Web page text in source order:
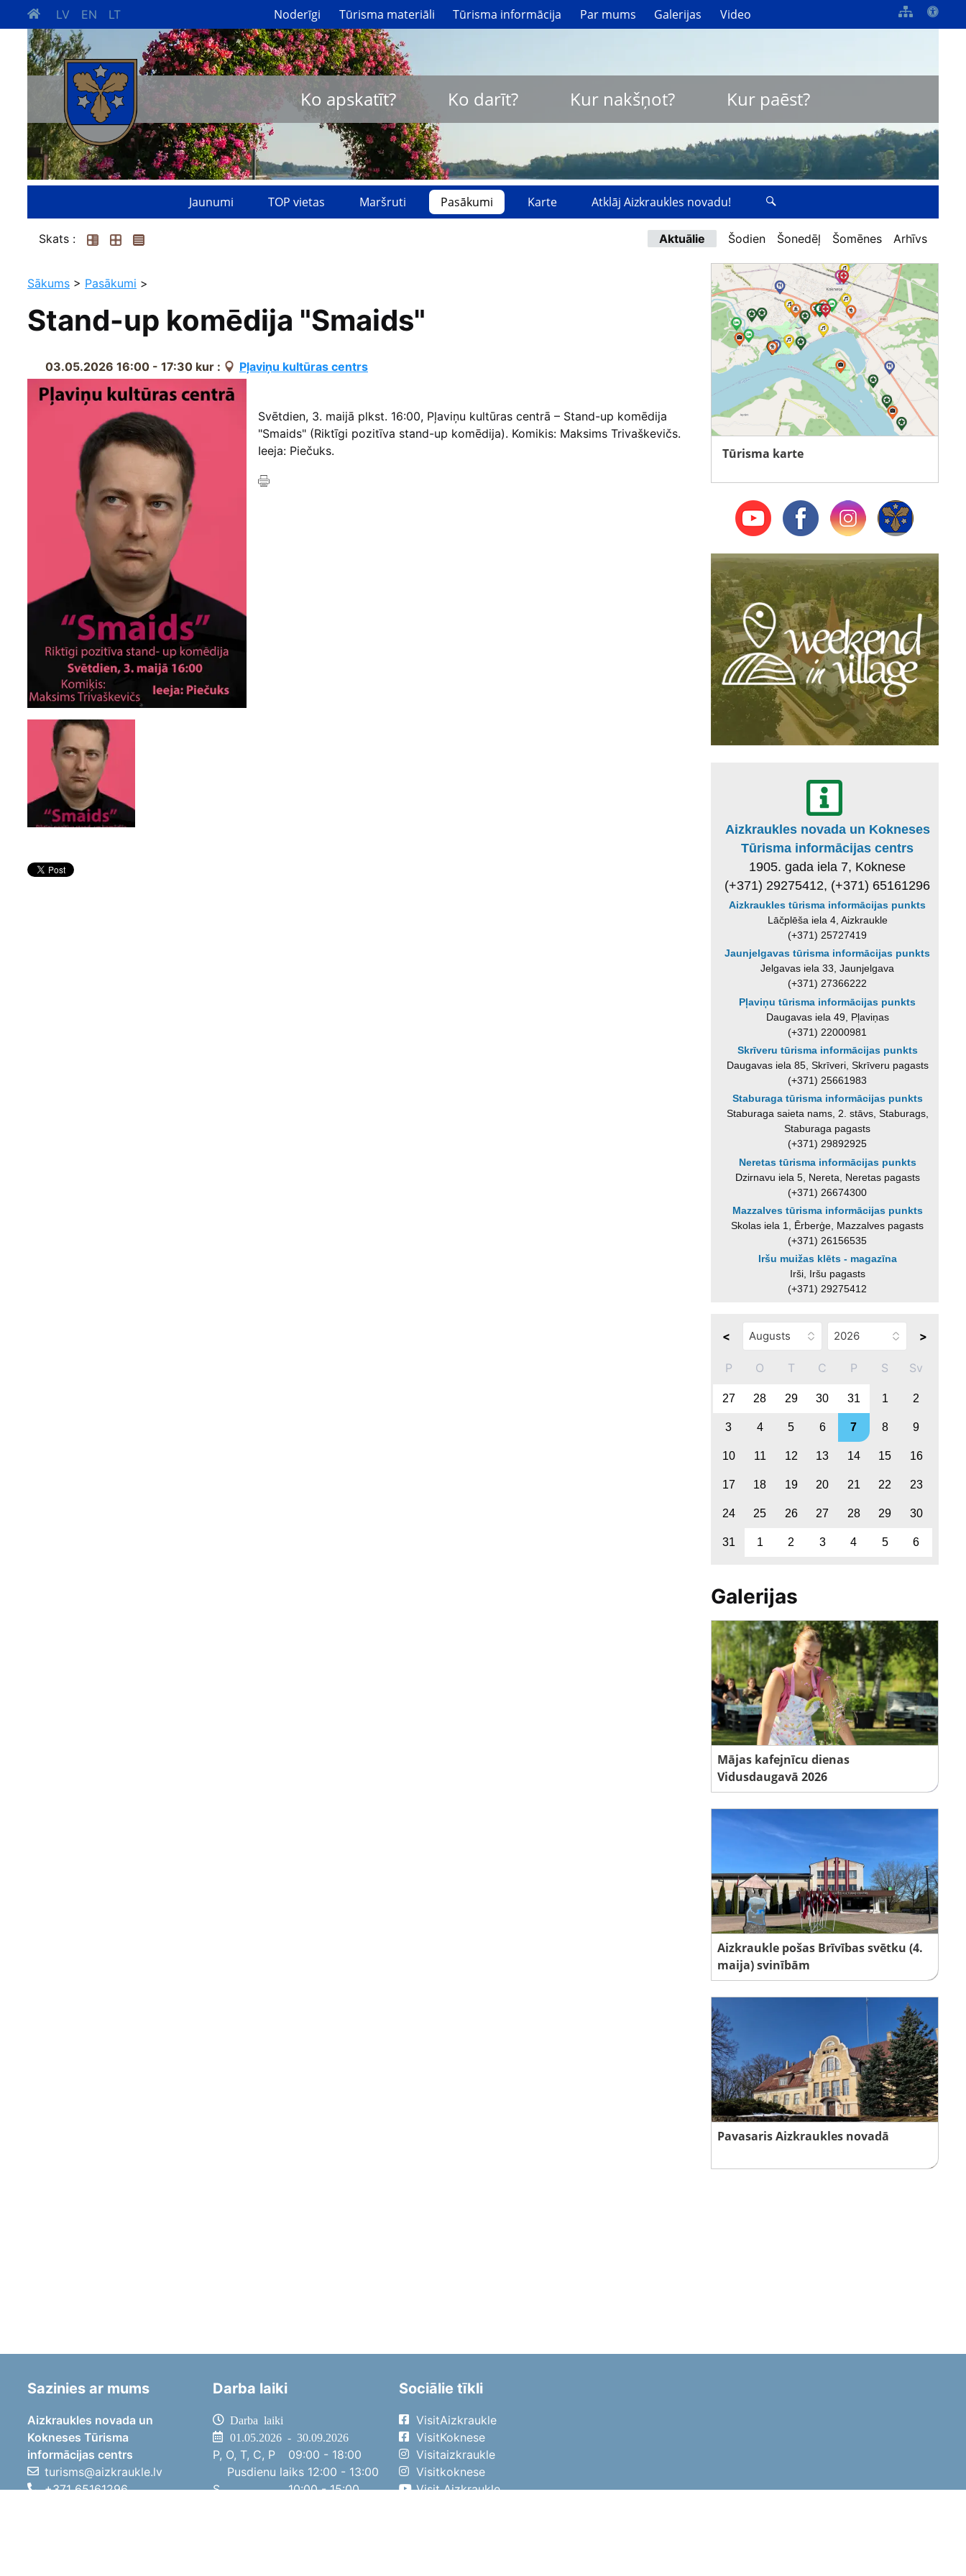
LV EN LT Noderīgi Tūrisma materiāli Tūrisma informācija Par mums Galerijas Video
Ko apskatīt? Ko darīt? Kur nakšņot? Kur paēst?
Jaunumi TOP vietas Maršruti Pasākumi Karte Atklāj Aizkraukles novadu!
Skats : Aktuālie Šodien Šonedēļ Šomēnes Arhīvs
Sākums > Pasākumi >
Stand-up komēdija "Smaids"
03.05.2026 16:00 - 17:30 kur : Pļaviņu kultūras centrs
Svētdien, 3. maijā plkst. 16:00, Pļaviņu kultūras centrā – Stand-up komēdija
"Smaids" (Riktīgi pozitīva stand-up komēdija). Komikis: Maksims Trivaškevičs.
Ieeja: Piečuks.
Tūrisma karte
Aizkraukles novada un Kokneses
Tūrisma informācijas centrs
1905. gada iela 7, Koknese
(+371) 29275412, (+371) 65161296
Aizkraukles tūrisma informācijas punkts
Lāčplēša iela 4, Aizkraukle
(+371) 25727419
Jaunjelgavas tūrisma informācijas punkts
Jelgavas iela 33, Jaunjelgava
(+371) 27366222
Pļaviņu tūrisma informācijas punkts
Daugavas iela 49, Pļaviņas
(+371) 22000981
Skrīveru tūrisma informācijas punkts
Daugavas iela 85, Skrīveri, Skrīveru pagasts
(+371) 25661983
Staburaga tūrisma informācijas punkts
Staburaga saieta nams, 2. stāvs, Staburags,
Staburaga pagasts
(+371) 29892925
Neretas tūrisma informācijas punkts
Dzirnavu iela 5, Nereta, Neretas pagasts
(+371) 26674300
Mazzalves tūrisma informācijas punkts
Skolas iela 1, Ērberģe, Mazzalves pagasts
(+371) 26156535
Iršu muižas klēts - magazīna
Irši, Iršu pagasts
(+371) 29275412
< >
P O T C P S Sv
27 28 29 30 31 1 2
3 4 5 6 7 8 9
10 11 12 13 14 15 16
17 18 19 20 21 22 23
24 25 26 27 28 29 30
31 1 2 3 4 5 6
Galerijas
Mājas kafejnīcu dienas
Vidusdaugavā 2026
Aizkraukle pošas Brīvības svētku (4.
maija) svinībām
Pavasaris Aizkraukles novadā
Sazinies ar mums
Aizkraukles novada un
Kokneses Tūrisma
informācijas centrs
turisms@aizkraukle.lv
+371 65161296
Darba laiki
Darba laiki
01.05.2026 - 30.09.2026
P, O, T, C, P
09:00 - 18:00
Pusdienu laiks 12:00 - 13:00
S
10:00 - 15:00
Sociālie tīkli
VisitAizkraukle
VisitKoknese
Visitaizkraukle
Visitkoknese
Visit Aizkraukle